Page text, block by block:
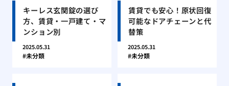
キーレス玄関錠の選び
方、賃貸・一戸建て・マ
ンション別
2025.05.31
未分類
賃貸でも安心！原状回復
可能なドアチェーンと代
替策
2025.05.31
未分類